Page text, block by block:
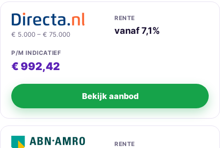
€ 5.000 – € 75.000
RENTE
vanaf 7,1%
P/M INDICATIEF
€ 992,42
Bekijk aanbod
RENTE